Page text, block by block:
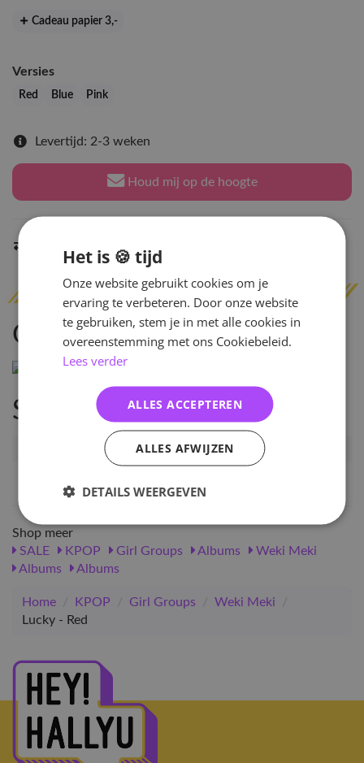
Cadeau papier 3,-
Versies
Red Blue Pink
Levertijd: 2-3 weken
Houd mij op de hoogte
Omschrijving
Specificaties
Artikelnummer
37568
Shop meer
SALE
KPOP Girl Groups Albums
Weki Meki
Albums
Albums
Home / KPOP / Girl Groups / Weki Meki
/
Lucky - Red
Het is 🍪 tijd
Onze website gebruikt cookies om je
ervaring te verbeteren. Door onze website
te gebruiken, stem je in met alle cookies in
overeenstemming met ons Cookiebeleid.
Lees verder
ALLES ACCEPTEREN
ALLES AFWIJZEN
DETAILS WEERGEVEN